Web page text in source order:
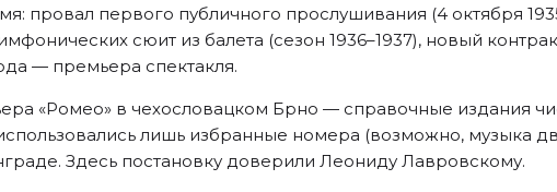
провал первого публичного прослушивания (4 октября
сюит из балета (сезон 1936–1937), новый
— премьера спектакля.
«Ромео» в чехословацком Брно — справочные издания
лишь избранные номера (возможно, музыка
Здесь постановку доверили Леониду Лавровскому.